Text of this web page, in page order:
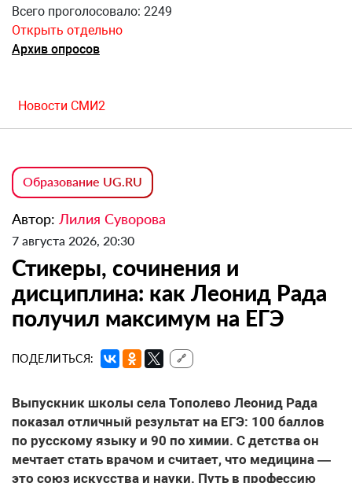
Всего проголосовало: 2249
Открыть отдельно
Архив опросов
Новости СМИ2
Образование UG.RU
Автор: Лилия Суворова
7 августа 2026, 20:30
Стикеры, сочинения и
дисциплина: как Леонид Рада
получил максимум на ЕГЭ
ПОДЕЛИТЬСЯ: 🔗
Выпускник школы села Тополево Леонид Рада
показал отличный результат на ЕГЭ: 100 баллов
по русскому языку и 90 по химии. С детства он
мечтает стать врачом и считает, что медицина —
это союз искусства и науки. Путь в профессию